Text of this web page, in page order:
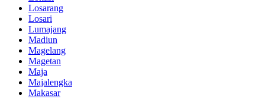
Losarang
Losari
Lumajang
Madiun
Magelang
Magetan
Maja
Majalengka
Makasar